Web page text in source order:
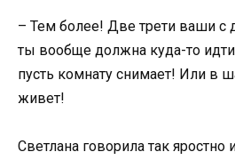
– Тем более! Две трети ваши с
ты вообще должна куда-то
пусть комнату снимает! Или в
живет!
Светлана говорила так яростно